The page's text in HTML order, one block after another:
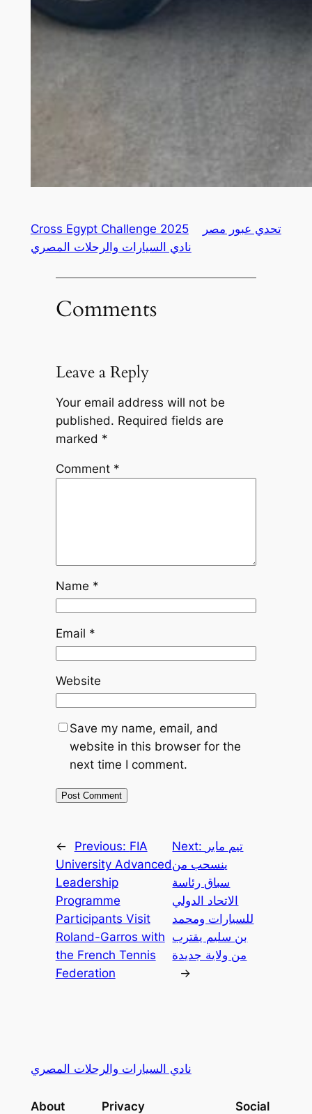
Cross Egypt Challenge 2025
تحدي عبور مصر
نادي السيارات والرحلات المصري
Comments
Leave a Reply
Your email address will not be
published. Required fields are
marked *
Comment *
Name *
Email *
Website
Save my name, email, and
website in this browser for the
next time I comment.
← Previous: FIA
University Advanced
Leadership
Programme
Participants Visit
Roland-Garros with
the French Tennis
Federation
Next: تيم ماير
ينسحب من
سباق رئاسة
الاتحاد الدولي
للسيارات ومحمد
بن سليم يقترب
من ولاية جديدة
→
نادي السيارات والرحلات المصري
About Privacy Social